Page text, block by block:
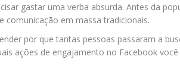
gastar uma verba absurda. Antes da
comunicação em massa tradicionais.
por que tantas pessoas passaram a
ações de engajamento no Facebook você